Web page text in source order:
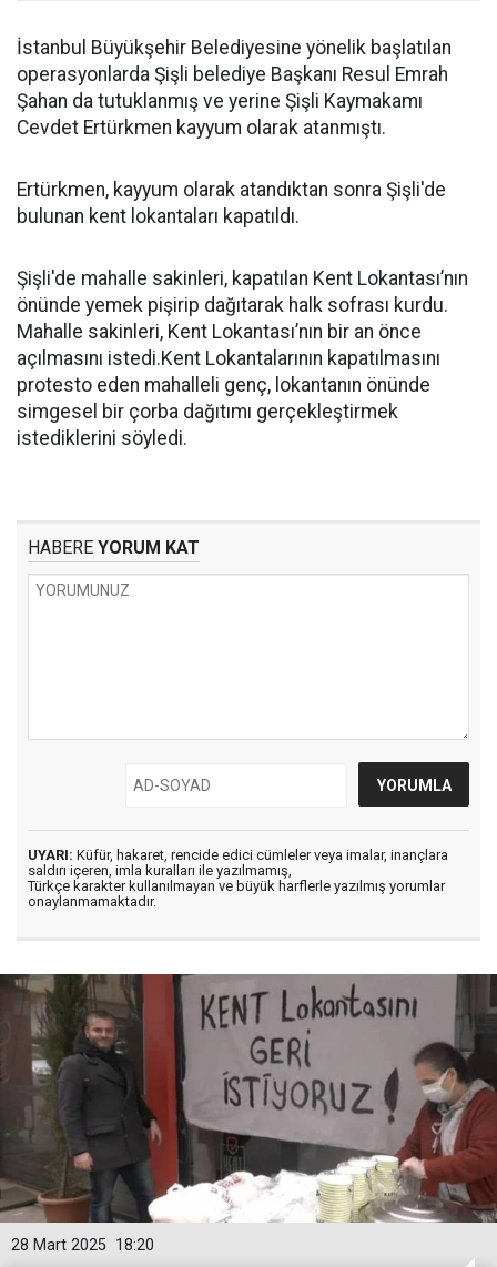
İstanbul Büyükşehir Belediyesine yönelik başlatılan
operasyonlarda Şişli belediye Başkanı Resul Emrah
Şahan da tutuklanmış ve yerine Şişli Kaymakamı
Cevdet Ertürkmen kayyum olarak atanmıştı.
Ertürkmen, kayyum olarak atandıktan sonra Şişli'de
bulunan kent lokantaları kapatıldı.
Şişli'de mahalle sakinleri, kapatılan Kent Lokantası’nın
önünde yemek pişirip dağıtarak halk sofrası kurdu.
Mahalle sakinleri, Kent Lokantası’nın bir an önce
açılmasını istedi.Kent Lokantalarının kapatılmasını
protesto eden mahalleli genç, lokantanın önünde
simgesel bir çorba dağıtımı gerçekleştirmek
istediklerini söyledi.
HABERE YORUM KAT
UYARI: Küfür, hakaret, rencide edici cümleler veya imalar, inançlara
saldırı içeren, imla kuralları ile yazılmamış,
Türkçe karakter kullanılmayan ve büyük harflerle yazılmış yorumlar
onaylanmamaktadır.
18:20
28 Mart 2025